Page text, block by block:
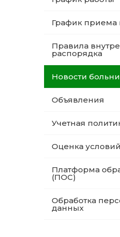
График приема
Правила
распорядка
Новости
Объявления
Учетная
Оценка
Платформа
(ПОС)
Обработка
данных